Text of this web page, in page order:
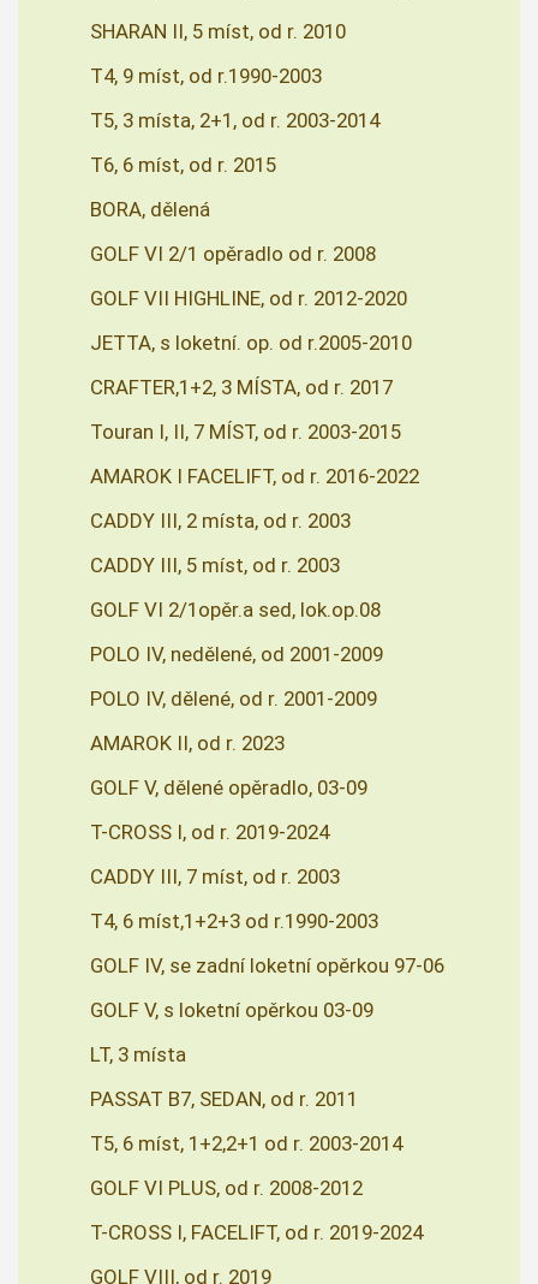
SHARAN II, 5 míst, od r. 2010
T4, 9 míst, od r.1990-2003
T5, 3 místa, 2+1, od r. 2003-2014
T6, 6 míst, od r. 2015
BORA, dělená
GOLF VI 2/1 opěradlo od r. 2008
GOLF VII HIGHLINE, od r. 2012-2020
JETTA, s loketní. op. od r.2005-2010
CRAFTER,1+2, 3 MÍSTA, od r. 2017
Touran I, II, 7 MÍST, od r. 2003-2015
AMAROK I FACELIFT, od r. 2016-2022
CADDY III, 2 místa, od r. 2003
CADDY III, 5 míst, od r. 2003
GOLF VI 2/1opěr.a sed, lok.op.08
POLO IV, nedělené, od 2001-2009
POLO IV, dělené, od r. 2001-2009
AMAROK II, od r. 2023
GOLF V, dělené opěradlo, 03-09
T-CROSS I, od r. 2019-2024
CADDY III, 7 míst, od r. 2003
T4, 6 míst,1+2+3 od r.1990-2003
GOLF IV, se zadní loketní opěrkou 97-06
GOLF V, s loketní opěrkou 03-09
LT, 3 místa
PASSAT B7, SEDAN, od r. 2011
T5, 6 míst, 1+2,2+1 od r. 2003-2014
GOLF VI PLUS, od r. 2008-2012
T-CROSS I, FACELIFT, od r. 2019-2024
GOLF VIII, od r. 2019